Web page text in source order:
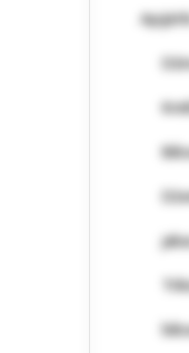
Apģērbi